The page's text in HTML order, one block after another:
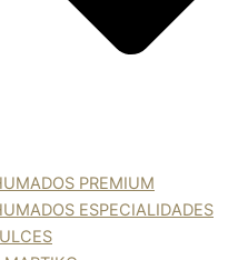
PREMIUM
ESPECIALIDADES